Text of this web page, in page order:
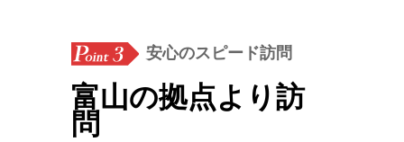
安心のスピード訪問
富山の拠点より訪
問